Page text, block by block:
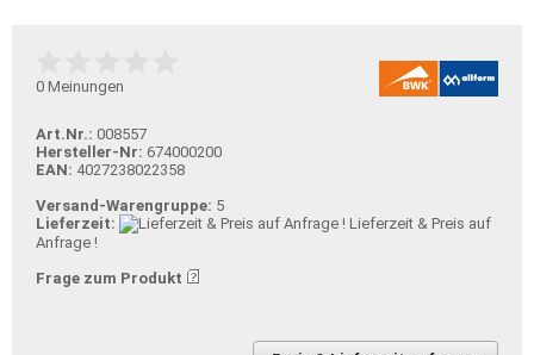
0 Meinungen
Art.Nr.: 008557
Hersteller-Nr: 674000200
EAN: 4027238022358
Versand-Warengruppe: 5
Lieferzeit:
Lieferzeit & Preis auf
Anfrage !
Frage zum Produkt